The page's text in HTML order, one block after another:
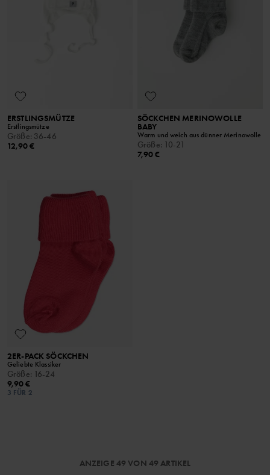
ERSTLINGSMÜTZE
Erstlingsmütze
Größe: 36-46
12,90 €
SÖCKCHEN MERINOWOLLE
BABY
Warm und weich aus dünner Merinowolle
Größe: 10-21
7,90 €
2ER-PACK SÖCKCHEN
Geliebte Klassiker
Größe: 16-24
9,90 €
3 FÜR 2
ANZEIGE 49 VON 49 ARTIKEL